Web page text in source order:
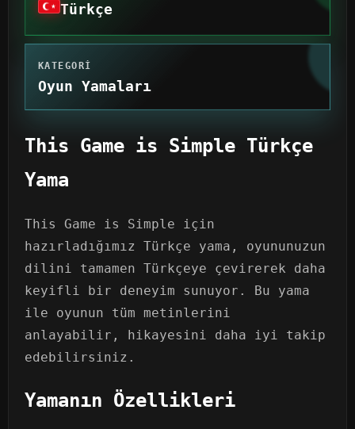
Türkçe
KATEGORI
Oyun Yamaları
This Game is Simple Türkçe
Yama
This Game is Simple için
hazırladığımız Türkçe yama, oyununuzun
dilini tamamen Türkçeye çevirerek daha
keyifli bir deneyim sunuyor. Bu yama
ile oyunun tüm metinlerini
anlayabilir, hikayesini daha iyi takip
edebilirsiniz.
Yamanın Özellikleri